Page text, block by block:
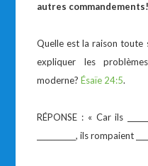
autres commandements!
Quelle est la raison toute
expliquer les
moderne?Ésaïe 24:5.
RÉPONSE : « Car ils
___________, ils rompaient